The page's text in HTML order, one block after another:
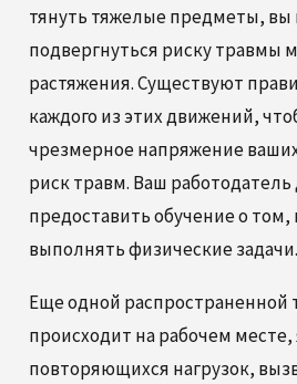
тянуть тяжелые предметы,
подвергнуться риску травмы
растяжения. Существуют
каждого из этих движений,
чрезмерное напряжение
риск травм. Ваш
предоставить обучение о том,
выполнять физические задачи.
Еще одной распространенной
происходит на рабочем
повторяющихся нагрузок,